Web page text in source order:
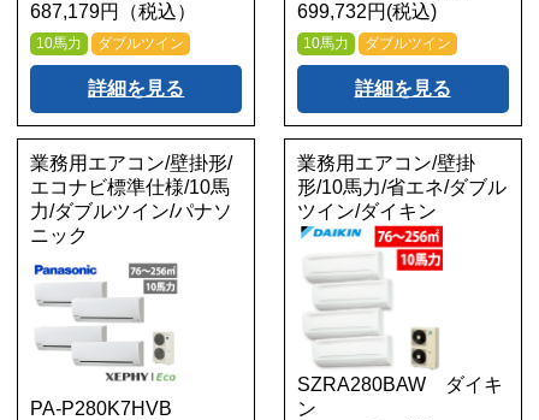
687,179円（税込）
10馬力 ダブルツイン
詳細を見る
699,732円(税込)
10馬力 ダブルツイン
詳細を見る
業務用エアコン/壁掛形/
エコナビ標準仕様/10馬
力/ダブルツイン/パナソ
ニック
PA-P280K7HVB
業務用エアコン/壁掛
形/10馬力/省エネ/ダブル
ツイン/ダイキン
SZRA280BAW ダイキ
ン